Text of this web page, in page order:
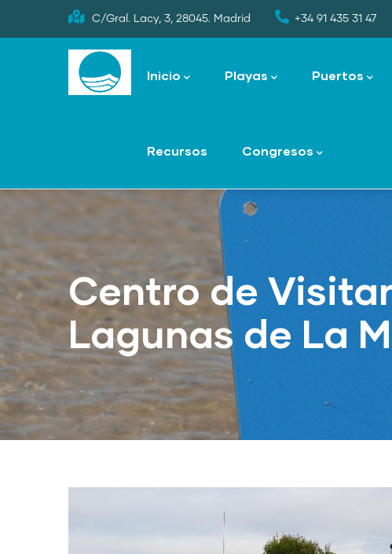
to
C/Gral. Lacy, 3, 28045. Madrid +34 91 435 31 47
navigation
Inicio Playas Puertos
Recursos Congresos
Centro de
Lagunas de La